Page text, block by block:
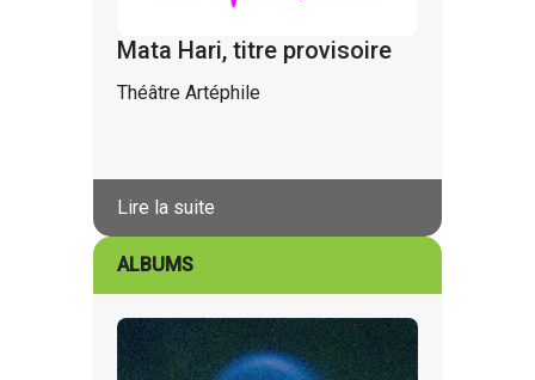
Mata Hari, titre provisoire
Théâtre Artéphile
Lire la suite
ALBUMS